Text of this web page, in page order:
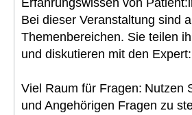
Bei dieser Veranstaltung sind
Themenbereichen. Sie teilen
und diskutieren mit den
Viel Raum für Fragen: Nutzen
und Angehörigen Fragen zu